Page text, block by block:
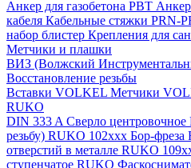
Анкер для газобетона PBT
кабеля Кабельные стяжки PRN-
набор блистер Крепления для
Метчики и плашки
ВИЗ (Волжский
Восстановление резьбы
Вставки VOLKEL Метчики
RUKO
DIN 333 A Сверло
резьбу) RUKO 102xxx Бор-фреза
отверстий в металле RUKO
ступенчатое RUKO